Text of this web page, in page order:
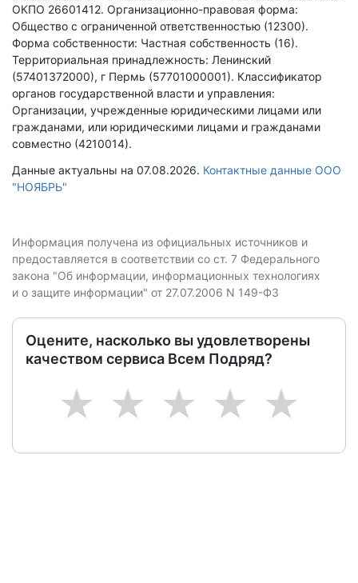
ОКПО 26601412. Организационно-правовая форма:
Общество с ограниченной ответственностью (12300).
Форма собственности: Частная собственность (16).
Территориальная принадлежность: Ленинский
(57401372000), г Пермь (57701000001). Классификатор
органов государственной власти и управления:
Организации, учрежденные юридическими лицами или
гражданами, или юридическими лицами и гражданами
совместно (4210014).
Данные актуальны на 07.08.2026. Контактные данные ООО
"НОЯБРЬ"
Информация получена из официальных источников и
предоставляется в соответствии со ст. 7 Федерального
закона "Об информации, информационных технологиях
и о защите информации" от 27.07.2006 N 149-ФЗ
Оцените, насколько вы удовлетворены
качеством сервиса Всем Подряд?
5
4
3
2
1